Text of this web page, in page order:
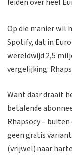
leiden over heel
Op die manier wil
Spotify, dat in
wereldwijd 2,5
vergelijking:
Want daar draait
betalende
Rhapsody –
geen gratis
(vrijwel) naar